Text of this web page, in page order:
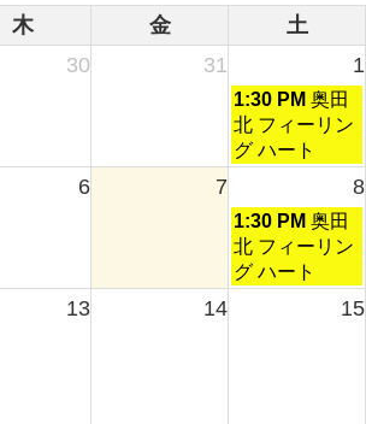
木 金 土
30 31 1
土
曜
日,
8
1st
2026
1:30 PM 奥田
北 フィーリン
グ ハート
6 7 8
土
曜
日,
8
1:30 PM 奥田
北 フィーリン
グ ハート
13 14 15